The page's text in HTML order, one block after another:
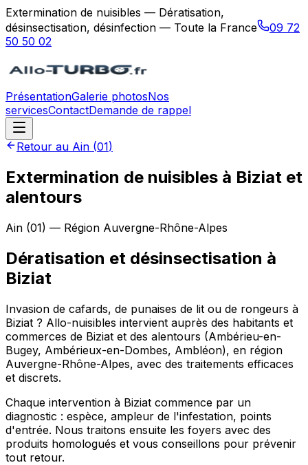
Extermination de nuisibles — Dératisation,
désinsectisation, désinfection — Toute la France
09 72
50 50 02
PrésentationGalerie photosNos
servicesContactDemande de rappel
Retour au Ain (01)
Extermination de nuisibles à Biziat et
alentours
Ain (01) — Région Auvergne-Rhône-Alpes
Dératisation et désinsectisation à
Biziat
Invasion de cafards, de punaises de lit ou de rongeurs à
Biziat ? Allo-nuisibles intervient auprès des habitants et
commerces de Biziat et des alentours (Ambérieu-en-
Bugey, Ambérieux-en-Dombes, Ambléon), en région
Auvergne-Rhône-Alpes, avec des traitements efficaces
et discrets.
Chaque intervention à Biziat commence par un
diagnostic : espèce, ampleur de l'infestation, points
d'entrée. Nous traitons ensuite les foyers avec des
produits homologués et vous conseillons pour prévenir
tout retour.